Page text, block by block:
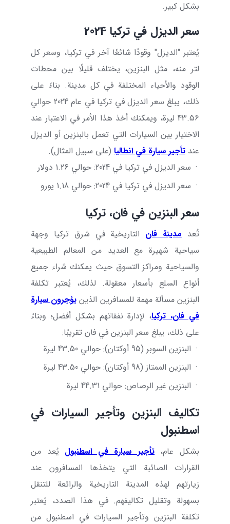
بشكل كبير.
سعر الديزل في تركيا 2024
يُعتبر "الديزل" وقودًا شائعًا آخر في تركيا، وسعر كل
لتر منه، مثل البنزين، يختلف قليلًا بين محطات
الوقود والأحياء المختلفة في كل مدينة. بناءً على
ذلك، يبلغ سعر الديزل في تركيا في عام 2024 حوالي
43.56 ليرة، ويمكنك أخذ هذا الأمر في الاعتبار عند
الاختيار بين السيارات التي تعمل بالبنزين أو الديزل
عند تأجير سيارة في انطاليا (على سبيل المثال).
· سعر الديزل في تركيا في 2024: حوالي 1.26 دولار
· سعر الديزل في تركيا في 2024: حوالي 1.18 يورو
سعر البنزين في فان، تركيا
تُعدمدينةفان التاريخية في شرق تركيا وجهة
سياحية شهيرة مع العديد من المعالم الطبيعية
والسياحية ومراكز التسوق حيث يمكنك شراء جميع
أنواع السلع بأسعار معقولة. لذلك، يُعتبر تكلفة
البنزين مسألة مهمة للمسافرين الذين يؤجرون سيارة
في فان، تركيا، لإدارة نفقاتهم بشكل أفضل؛ وبناءً
على ذلك، يبلغ سعر البنزين في فان تقريبًا:
· البنزين السوبر (95 أوكتان): حوالي 43.50 ليرة
· البنزين الممتاز (98 أوكتان): حوالي 43.50 ليرة
· البنزين غير الرصاص: حوالي 44.31 ليرة
تكاليف البنزين وتأجير السيارات في
اسطنبول
بشكل عام،تأجير سيارة في اسطنبول يُعد من
القرارات الصائبة التي يتخذها المسافرون عند
زيارتهم لهذه المدينة التاريخية والرائعة للتنقل
بسهولة وتقليل تكاليفهم. في هذا الصدد، يُعتبر
تكلفة البنزين وتأجير السيارات في اسطنبول من